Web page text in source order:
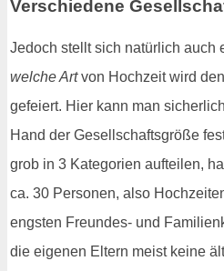
Verschiedene
Jedoch stellt sich natürlich auch
welche Artvon Hochzeit wird
gefeiert. Hier kann man
Hand der Gesellschaftsgröße
grob in 3 Kategorien aufteilen,
ca. 30 Personen, also
engsten Freundes- und
die eigenen Eltern meist keine